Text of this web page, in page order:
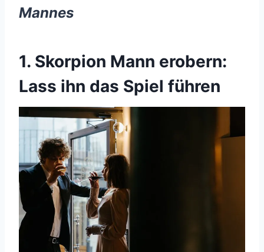
Mannes
1. Skorpion Mann erobern:
Lass ihn das Spiel führen